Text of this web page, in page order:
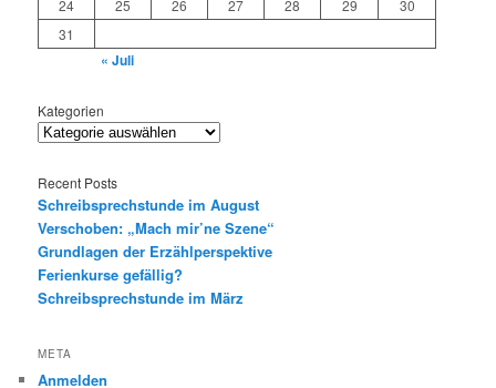
24
25 26 27 28 29
30
31
« Juli
Kategorien
Recent Posts
Schreibsprechstunde im August
Verschoben: „Mach mir’ne Szene“
Grundlagen der Erzählperspektive
Ferienkurse gefällig?
Schreibsprechstunde im März
META
Anmelden